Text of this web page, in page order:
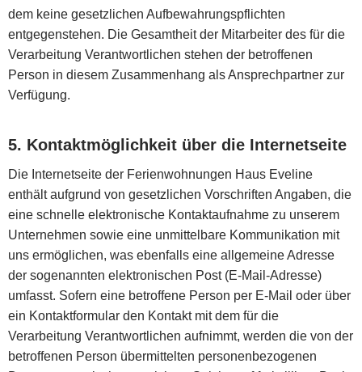
dem keine gesetzlichen Aufbewahrungspflichten
entgegenstehen. Die Gesamtheit der Mitarbeiter des für die
Verarbeitung Verantwortlichen stehen der betroffenen
Person in diesem Zusammenhang als Ansprechpartner zur
Verfügung.
5. Kontaktmöglichkeit über die Internetseite
Die Internetseite der Ferienwohnungen Haus Eveline
enthält aufgrund von gesetzlichen Vorschriften Angaben, die
eine schnelle elektronische Kontaktaufnahme zu unserem
Unternehmen sowie eine unmittelbare Kommunikation mit
uns ermöglichen, was ebenfalls eine allgemeine Adresse
der sogenannten elektronischen Post (E-Mail-Adresse)
umfasst. Sofern eine betroffene Person per E-Mail oder über
ein Kontaktformular den Kontakt mit dem für die
Verarbeitung Verantwortlichen aufnimmt, werden die von der
betroffenen Person übermittelten personenbezogenen